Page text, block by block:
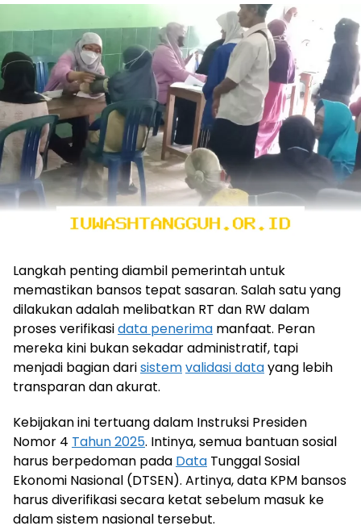
Langkah penting diambil pemerintah untuk
memastikan bansos tepat sasaran. Salah satu yang
dilakukan adalah melibatkan RT dan RW dalam
proses verifikasidata penerima manfaat. Peran
mereka kini bukan sekadar administratif, tapi
menjadi bagian darisistemvalidasi datayang lebih
transparan dan akurat.
Kebijakan ini tertuang dalam Instruksi Presiden
Nomor 4 Tahun 2025. Intinya, semua bantuan sosial
harus berpedoman pada Data Tunggal Sosial
Ekonomi Nasional (DTSEN). Artinya, data KPM bansos
harus diverifikasi secara ketat sebelum masuk ke
dalam sistem nasional tersebut.